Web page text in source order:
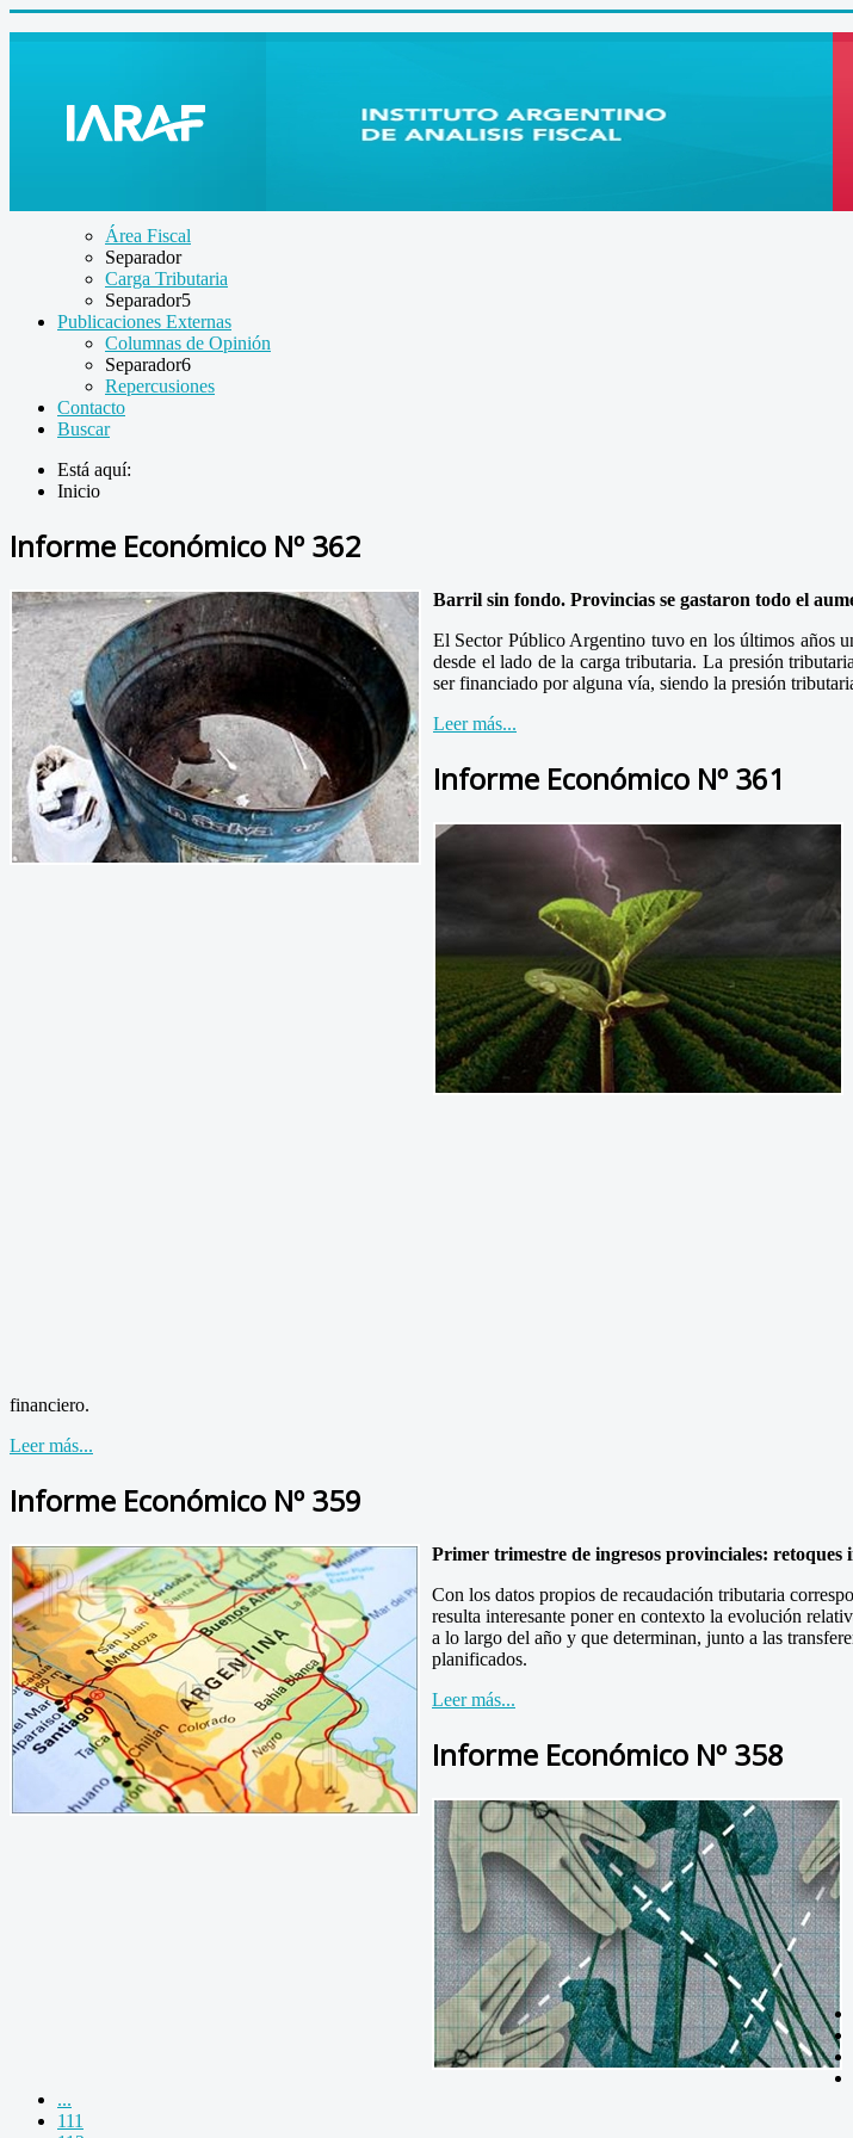
Área Fiscal
Separador
Carga Tributaria
Separador5
Publicaciones Externas
Columnas de Opinión
Separador6
Repercusiones
Contacto
Buscar
Está aquí:
Inicio
Informe Económico Nº 362
Barril sin fondo. Provincias se gastaron todo el
El Sector Público Argentino tuvo en los últimos años
desde el lado de la carga tributaria. La presión
ser financiado por alguna vía, siendo la presión
Leer más...
Informe Económico Nº 361
financiero.
Leer más...
Informe Económico Nº 359
Primer trimestre de ingresos provinciales:
Con los datos propios de recaudación tributaria
resulta interesante poner en contexto la evolución
a lo largo del año y que determinan, junto a las
planificados.
Leer más...
Informe Económico Nº 358
...
111